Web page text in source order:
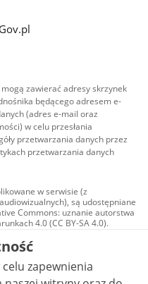
zawierać adresy skrzynek
będącego adresem e-
(adres e-mail oraz
w celu przesłania
przetwarzania danych przez
przetwarzania danych
w serwisie (z
są udostępniane
Commons: uznanie autorstwa
4.0 (CC BY-SA 4.0).
w tym zdjęcia, materiały
na licencji typu
autorstwa użycie
zależnych 4.0 (CC BY-
to stwierdzone inaczej.
zapewnienia